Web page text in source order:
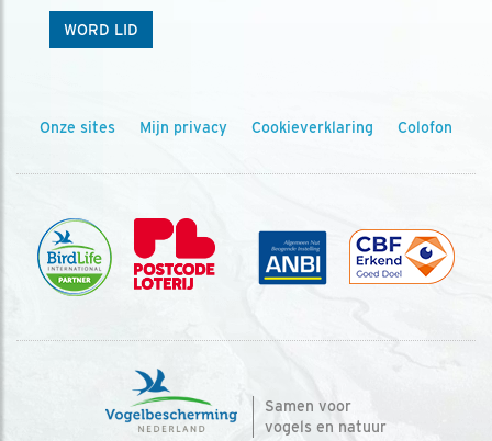
WORD LID
Onze sites Mijn privacy Cookieverklaring Colofon
Samen voor
vogels en natuur